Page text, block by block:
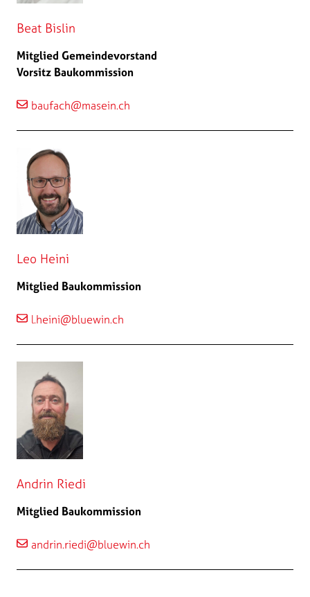
Beat Bislin
Mitglied Gemeindevorstand
Vorsitz Baukommission
baufach@masein.ch
Leo Heini
Mitglied Baukommission
l.heini@bluewin.ch
Andrin Riedi
Mitglied Baukommission
andrin.riedi@bluewin.ch